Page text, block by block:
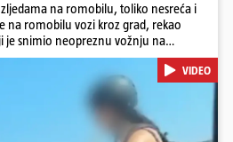
ozljedama na romobilu, toliko nesreća i
na romobilu vozi kroz grad, rekao
je snimio neopreznu vožnju na
kroz Kaštele. Podsjetimo, mjesec i
pad s električnog romobila
Unatoč naporima liječnika KBC-a
je podlegao ozljedama
VIDEO